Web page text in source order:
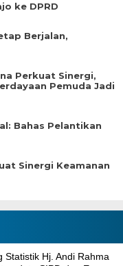
ke DPRD
Berjalan,
Perkuat Sinergi,
Pemuda Jadi
Bahas Pelantikan
Sinergi Keamanan